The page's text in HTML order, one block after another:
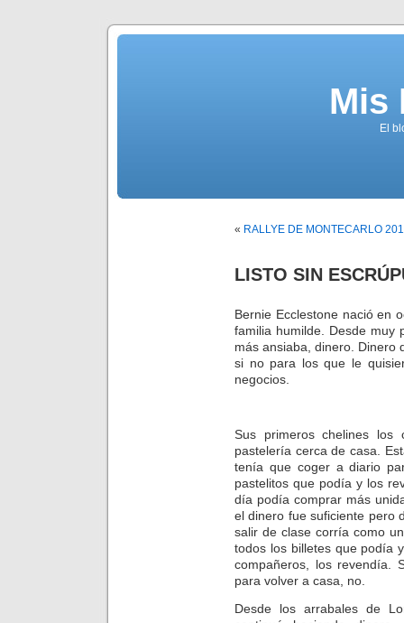
Mis
El
« RALLYE DE MONTECARLO
LISTO SIN
Bernie Ecclestone nació en
familia humilde. Desde muy
más ansiaba, dinero. Dinero
si no para los que le
negocios.
Sus primeros chelines los
pastelería cerca de casa.
tenía que coger a diario
pastelitos que podía y los
día podía comprar más
el dinero fue suficiente pero
salir de clase corría como
todos los billetes que podía
compañeros, los revendía.
para volver a casa, no.
Desde los arrabales de